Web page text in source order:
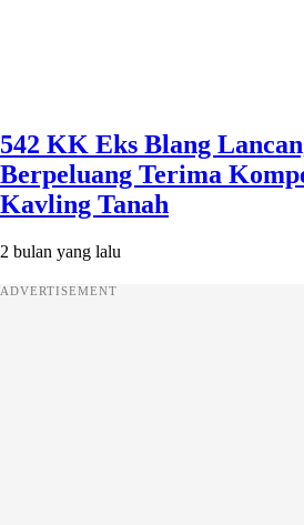
542 KK Eks Blang
Berpeluang Terima
Kavling Tanah
2 bulan yang lalu
ADVERTISEMENT